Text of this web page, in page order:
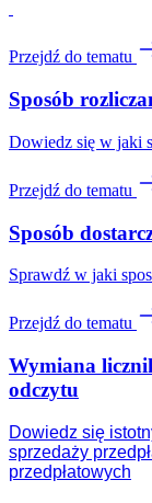
Przejdź do tematu
Sposób
Dowiedz się w jaki
Przejdź do tematu
Sposób
Sprawdź w jaki
Przejdź do tematu
Wymiana
odczytu
Dowiedz się
sprzedaży
przedpłatowych